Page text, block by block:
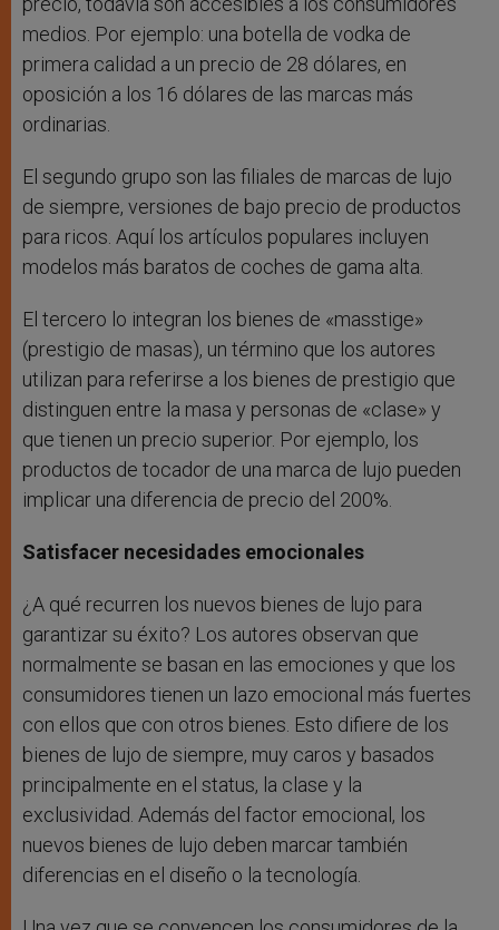
medios. Por ejemplo: una botella de vodka de
primera calidad a un precio de 28 dólares, en
oposición a los 16 dólares de las marcas más
ordinarias.
El segundo grupo son las filiales de marcas de lujo
de siempre, versiones de bajo precio de productos
para ricos. Aquí los artículos populares incluyen
modelos más baratos de coches de gama alta.
El tercero lo integran los bienes de «masstige»
(prestigio de masas), un término que los autores
utilizan para referirse a los bienes de prestigio que
distinguen entre la masa y personas de «clase» y
que tienen un precio superior. Por ejemplo, los
productos de tocador de una marca de lujo pueden
implicar una diferencia de precio del 200%.
Satisfacer necesidades emocionales
¿A qué recurren los nuevos bienes de lujo para
garantizar su éxito? Los autores observan que
normalmente se basan en las emociones y que los
consumidores tienen un lazo emocional más fuertes
con ellos que con otros bienes. Esto difiere de los
bienes de lujo de siempre, muy caros y basados
principalmente en el status, la clase y la
exclusividad. Además del factor emocional, los
nuevos bienes de lujo deben marcar también
diferencias en el diseño o la tecnología.